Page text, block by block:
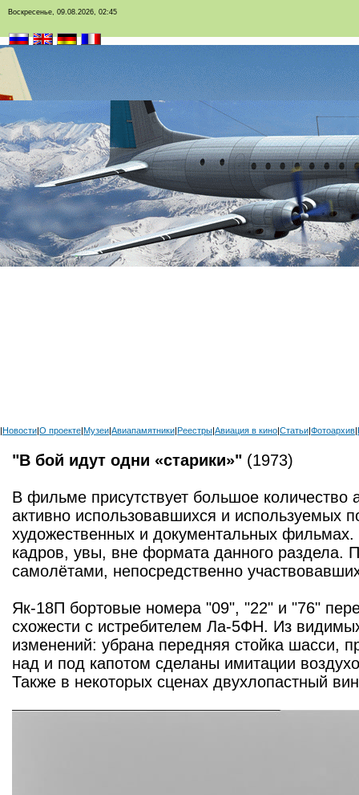
Воскресенье, 09.08.2026, 02:45
|Новости|О проекте|Музеи|Авиапамятники|Реестры|Авиация в кино|Статьи|Фотоархив|
"В бой идут одни «старики»" (1973)
В фильме присутствует большое количество
активно использовавшихся и используемых
художественных и документальных
кадров, увы, вне формата данного раздела.
самолётами, непосредственно
Як-18П бортовые номера "09", "22" и "76"
схожести с истребителем Ла-5ФН. Из
изменений: убрана передняя стойка шасси,
над и под капотом сделаны имитации
Также в некоторых сценах двухлопастный